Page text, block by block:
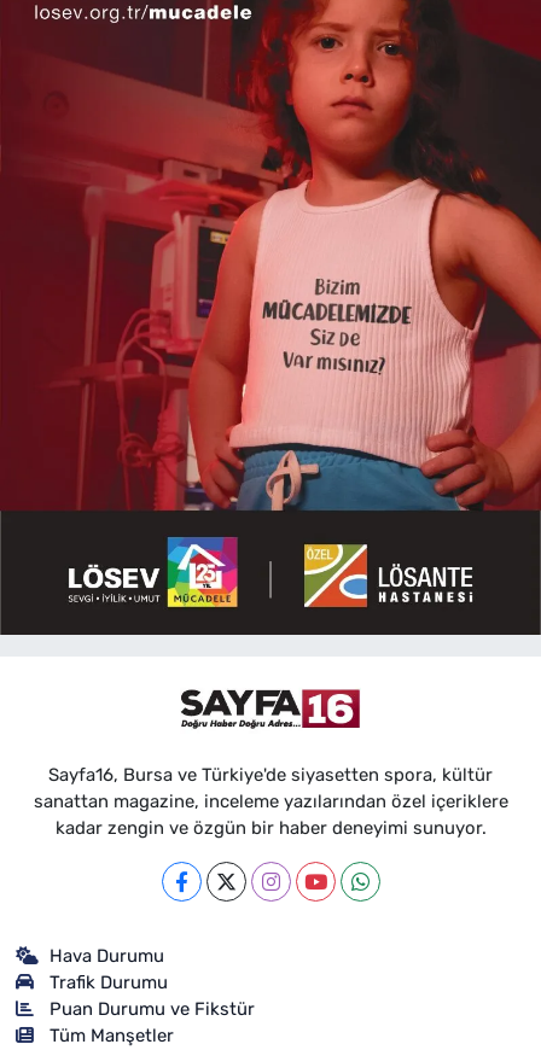
Sayfa16, Bursa ve Türkiye'de siyasetten spora, kültür
sanattan magazine, inceleme yazılarından özel içeriklere
kadar zengin ve özgün bir haber deneyimi sunuyor.
Hava Durumu
Trafik Durumu
Puan Durumu ve Fikstür
Tüm Manşetler